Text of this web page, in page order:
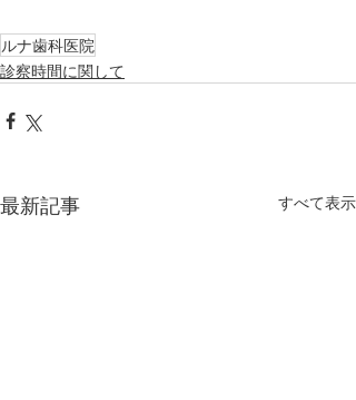
ルナ歯科医院
診察時間に関して
最新記事 すべて表示